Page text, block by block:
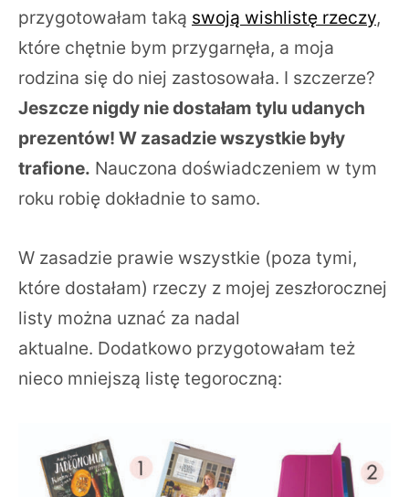
przygotowałam taką swoją wishlistę rzeczy,
które chętnie bym przygarnęła, a moja
rodzina się do niej zastosowała. I szczerze?
Jeszcze nigdy nie dostałam tylu udanych
prezentów! W zasadzie wszystkie były
trafione. Nauczona doświadczeniem w tym
roku robię dokładnie to samo.
W zasadzie prawie wszystkie (poza tymi,
które dostałam) rzeczy z mojej zeszłorocznej
listy można uznać za nadal
aktualne. Dodatkowo przygotowałam też
nieco mniejszą listę tegoroczną: